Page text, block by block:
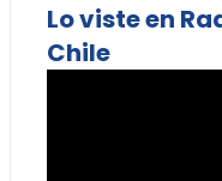
Lo viste en
Chile